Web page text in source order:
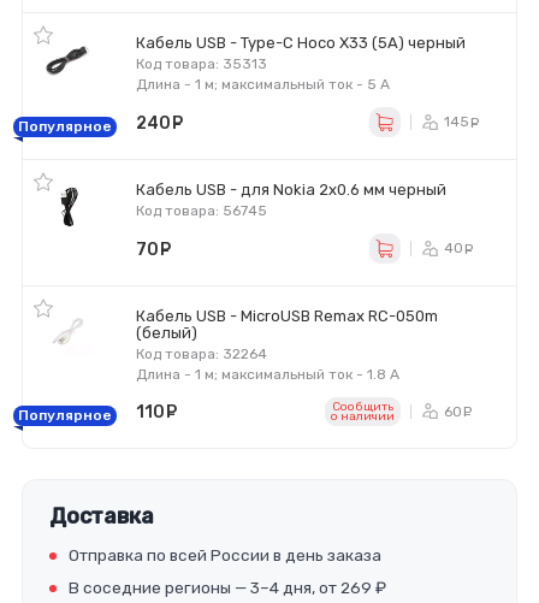
Кабель USB - Type-C Hoco X33 (5A) черный
Код товара: 35313
Длина - 1 м; максимальный ток - 5 А
Популярное 240 145
Кабель USB - для Nokia 2x0.6 мм черный
Код товара: 56745
70 40
Кабель USB - MicroUSB Remax RC-050m
(белый)
Код товара: 32264
Длина - 1 м; максимальный ток - 1.8 А
Популярное 110 Сообщить
o наличии 60
Доставка
Отправка по всей России в день заказа
В соседние регионы — 3–4 дня, от 269 ₽